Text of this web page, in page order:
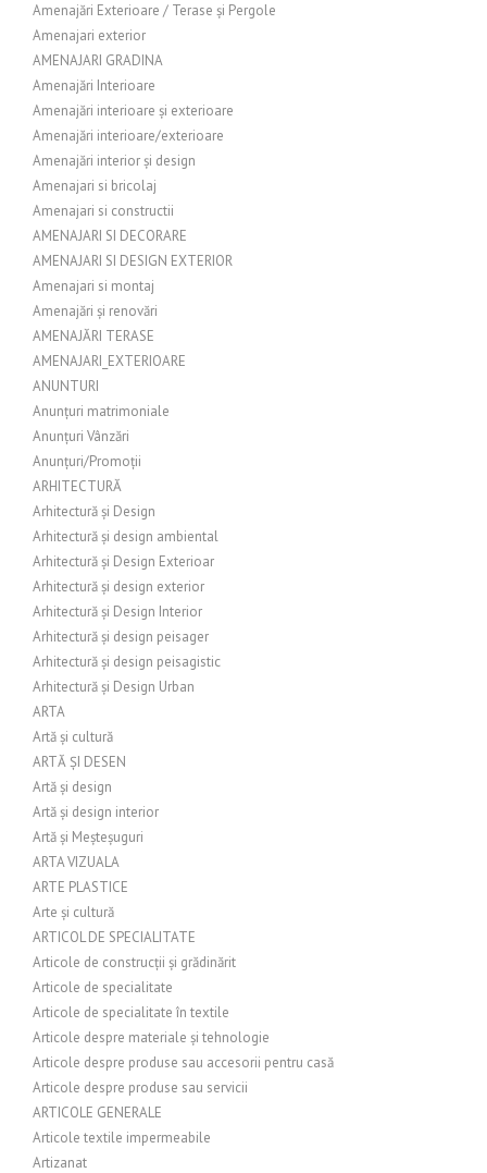
Amenajări Exterioare / Terase și Pergole
Amenajari exterior
AMENAJARI GRADINA
Amenajări Interioare
Amenajări interioare și exterioare
Amenajări interioare/exterioare
Amenajări interior și design
Amenajari si bricolaj
Amenajari si constructii
AMENAJARI SI DECORARE
AMENAJARI SI DESIGN EXTERIOR
Amenajari si montaj
Amenajări și renovări
AMENAJĂRI TERASE
AMENAJARI_EXTERIOARE
ANUNTURI
Anunțuri matrimoniale
Anunțuri Vânzări
Anunțuri/Promoții
ARHITECTURĂ
Arhitectură și Design
Arhitectură și design ambiental
Arhitectură și Design Exterioar
Arhitectură și design exterior
Arhitectură și Design Interior
Arhitectură și design peisager
Arhitectură și design peisagistic
Arhitectură și Design Urban
ARTA
Artă și cultură
ARTĂ ȘI DESEN
Artă și design
Artă și design interior
Artă și Meșteșuguri
ARTA VIZUALA
ARTE PLASTICE
Arte și cultură
ARTICOL DE SPECIALITATE
Articole de construcții și grădinărit
Articole de specialitate
Articole de specialitate în textile
Articole despre materiale și tehnologie
Articole despre produse sau accesorii pentru casă
Articole despre produse sau servicii
ARTICOLE GENERALE
Articole textile impermeabile
Artizanat